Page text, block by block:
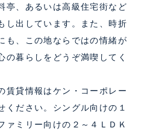
亭、あるいは高級住宅街など
し出しています。また、時折
も、この地ならではの情緒が
の暮らしをどうぞ満喫してく
賃貸情報はケン・コーポレー
ください。シングル向けの１
ァミリー向けの２～４ＬＤＫ